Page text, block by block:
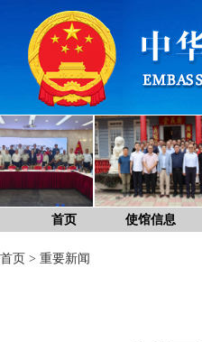
首页 使馆信息
首页 > 重要新闻